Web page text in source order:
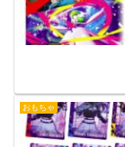
おもちゃ